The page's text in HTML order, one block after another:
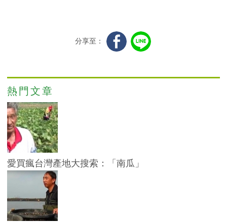
分享至：
熱門文章
愛買瘋台灣產地大搜索：「南瓜」